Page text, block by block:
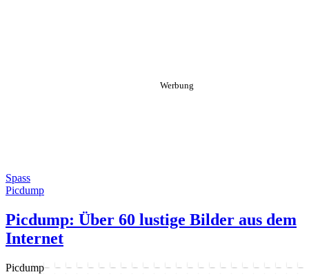
Spass
Picdump
Picdump: Über 60 lustige Bilder aus dem
Internet
Picdump